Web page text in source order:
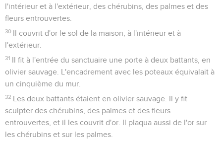
l'intérieur et à l'extérieur, des chérubins, des palmes et des
fleurs entrouvertes.
30 Il couvrit d'or le sol de la maison, à l'intérieur et à
l'extérieur.
31 Il fit à l'entrée du sanctuaire une porte à deux battants, en
olivier sauvage. L'encadrement avec les poteaux équivalait à
un cinquième du mur.
32 Les deux battants étaient en olivier sauvage. Il y fit
sculpter des chérubins, des palmes et des fleurs
entrouvertes, et il les couvrit d'or. Il plaqua aussi de l'or sur
les chérubins et sur les palmes.